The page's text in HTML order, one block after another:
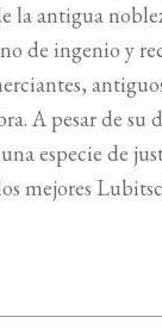
la antigua
de ingenio y
A pesar de su
especie de
mejores